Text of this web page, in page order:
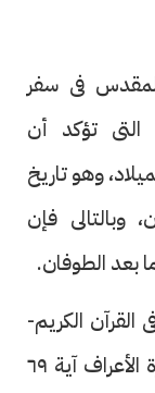
فى سفر
التى تؤكد أن
عام ٥٠٠٠ قبل الميلاد، وهو تاريخ
وبالتالى فإن
بعد الطوفان.
الكريم-
أولها قوم عاد بالأحقاف باليمن فى سورة الأعراف آية ٦٩